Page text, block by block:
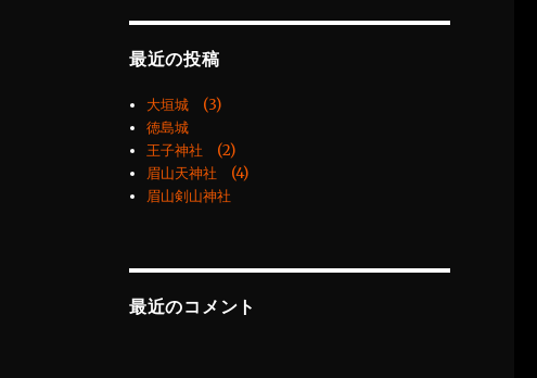
最近の投稿
大垣城 (3)
徳島城
王子神社 (2)
眉山天神社 (4)
眉山剣山神社
最近のコメント